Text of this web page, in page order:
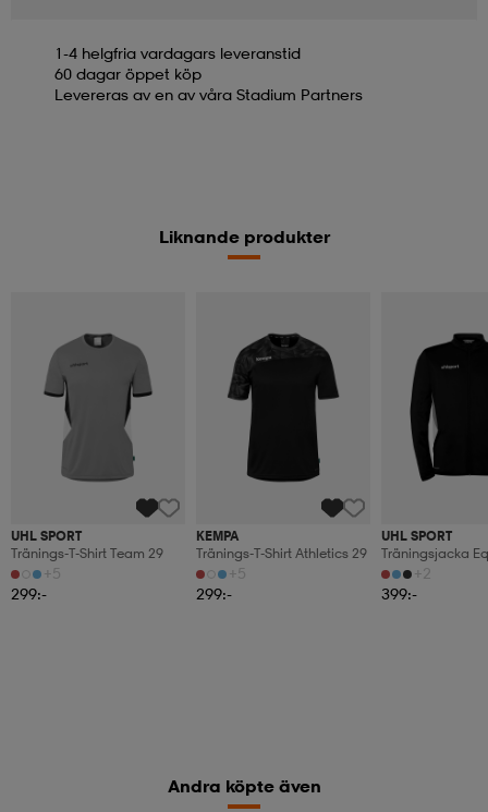
1-4 helgfria vardagars leveranstid
60 dagar öppet köp
Levereras av en av våra Stadium Partners
Liknande produkter
UHL SPORT
Tränings-T-Shirt Team 29
+5
299:-
KEMPA
Tränings-T-Shirt Athletics 29
+5
299:-
UHL SPORT
Träningsjacka
Classic
+2
399:-
Andra köpte även